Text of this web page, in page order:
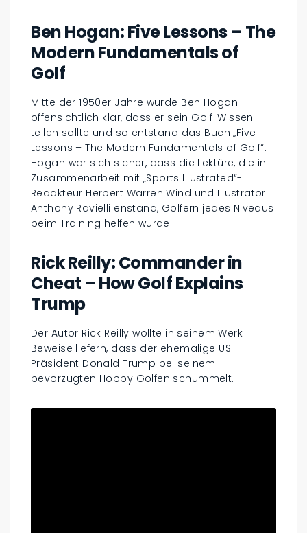
Ben Hogan: Five Lessons – The
Modern Fundamentals of
Golf
Mitte der 1950er Jahre wurde Ben Hogan
offensichtlich klar, dass er sein Golf-Wissen
teilen sollte und so entstand das Buch „Five
Lessons – The Modern Fundamentals of Golf“.
Hogan war sich sicher, dass die Lektüre, die in
Zusammenarbeit mit „Sports Illustrated“-
Redakteur Herbert Warren Wind und Illustrator
Anthony Ravielli enstand, Golfern jedes Niveaus
beim Training helfen würde.
Rick Reilly: Commander in
Cheat – How Golf Explains
Trump
Der Autor Rick Reilly wollte in seinem Werk
Beweise liefern, dass der ehemalige US-
Präsident Donald Trump bei seinem
bevorzugten Hobby Golfen schummelt.